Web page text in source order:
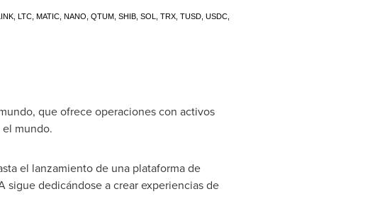
LTC, MATIC, NANO, QTUM, SHIB, SOL, TRX, TUSD, USDC,
que ofrece operaciones con activos
mundo.
el lanzamiento de una plataforma de
sigue dedicándose a crear experiencias de